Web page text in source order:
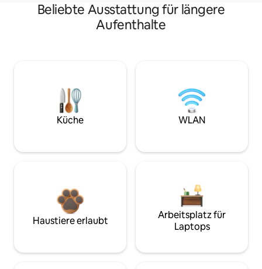
Beliebte Ausstattung für längere
Aufenthalte
Küche WLAN
Haustiere erlaubt
Arbeitsplatz für
Laptops